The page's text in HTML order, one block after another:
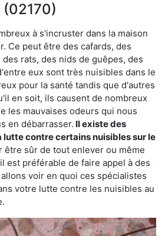
à s'incruster dans la maison
Ce peut être des cafards, des
rats, des nids de guêpes, des
eux sont très nuisibles dans le
pour la santé tandis que d'autres
en soit, ils causent de nombreux
les mauvaises odeurs qui nous
en débarrasser. Il existe des
lutte contre certains nuisibles sur le
être sûr de tout enlever ou même
est préférable de faire appel à des
voir en quoi ces spécialistes
votre lutte contre les nuisibles au